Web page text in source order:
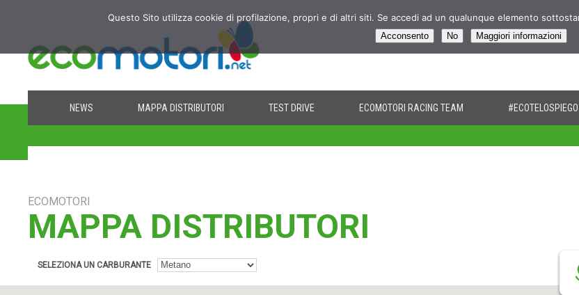
NEWS MAPPA DISTRIBUTORI TEST DRIVE ECOMOTORI RACING TEAM #ECOTELOSPIEGO
ECOMOTORI
MAPPA DISTRIBUTORI
Questo Sito utilizza cookie di profilazione, propri e di altri siti. Se accedi ad un qualunque elemento
Acconsento No Maggiori informazioni